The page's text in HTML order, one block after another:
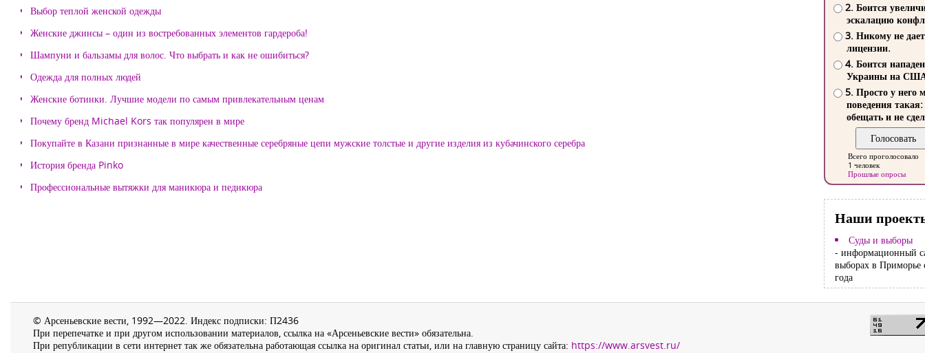
Выбор теплой женской одежды
Женские джинсы – один из востребованных элементов гардероба!
Шампуни и бальзамы для волос. Что выбрать и как не ошибиться?
Одежда для полных людей
Женские ботинки. Лучшие модели по самым привлекательным ценам
Почему бренд Michael Kors так популярен в мире
Покупайте в Казани признанные в мире качественные серебряные цепи мужские толстые и другие изделия из кубачинского серебра
История бренда Pinko
Профессиональные вытяжки для маникюра и педикюра
2. Боится
эскалацию
3. Никому не
лицензии.
4. Боится
Украины на
5. Просто у него
поведения такая:
обещать и не
Всего проголосовало
1 человек
Прошлые опросы
Наши
Суды и выборы
- информационный
выборах в Приморье
года
© Арсеньевские вести, 1992—2022. Индекс подписки: П2436
При перепечатке и при другом использовании материалов, ссылка на «Арсеньевские вести» обязательна.
При републикации в сети интернет так же обязательна работающая ссылка на оригинал статьи, или на главную страницу сайта: https://www.arsvest.ru/